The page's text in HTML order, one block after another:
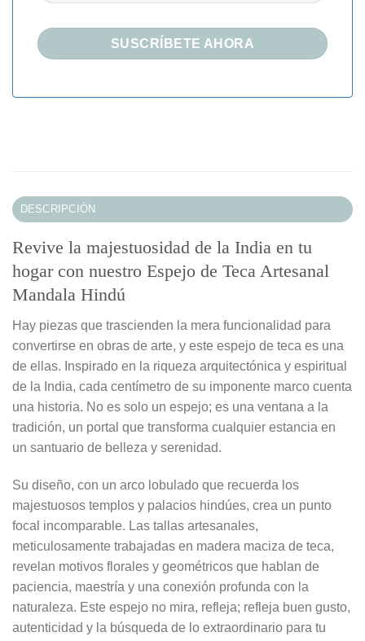
DESCRIPCIÓN
Revive la majestuosidad de la India en tu
hogar con nuestro Espejo de Teca Artesanal
Mandala Hindú
Hay piezas que trascienden la mera funcionalidad para
convertirse en obras de arte, y este espejo de teca es una
de ellas. Inspirado en la riqueza arquitectónica y espiritual
de la India, cada centímetro de su imponente marco cuenta
una historia. No es solo un espejo; es una ventana a la
tradición, un portal que transforma cualquier estancia en
un santuario de belleza y serenidad.
Su diseño, con un arco lobulado que recuerda los
majestuosos templos y palacios hindúes, crea un punto
focal incomparable. Las tallas artesanales,
meticulosamente trabajadas en madera maciza de teca,
revelan motivos florales y geométricos que hablan de
paciencia, maestría y una conexión profunda con la
naturaleza. Este espejo no mira, refleja; refleja buen gusto,
autenticidad y la búsqueda de lo extraordinario para tu